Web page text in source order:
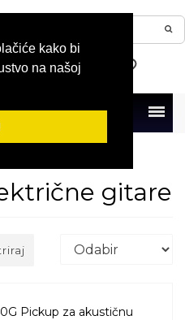
kako bi
na našoj
gitare
Pickup za akustičnu